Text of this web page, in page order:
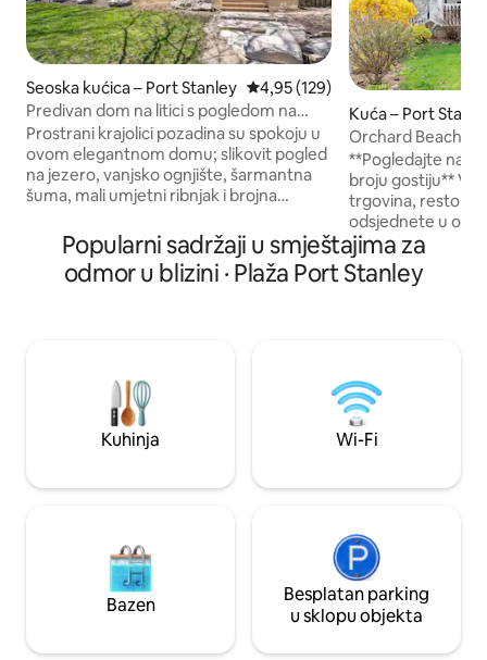
Seoska kućica – Port Stanley Prosječna ocjena: 4,95/5,
4,95 (129)
Predivan dom na litici s pogledom na
jezero na 1,3 jutra
Prostrani krajolici pozadina su spokoju u
ovom elegantnom domu; slikovit pogled
na jezero, vanjsko ognjište, šarmantna
šuma, mali umjetni ribnjak i brojna
vanjskim stolom za blagovanje i
mnoštvom vanjskih mjesta za sjedenje,
uključujući garnituru za sjedenje. Unutra
više od 6 gostiju. Do Little Beacha
možete doći pješice, a do Big Beacha je 7
minuta vožnje. Iz objekta nema pristupa
Kuća – Port
Orchard Beach
**Pogledajte
broju gostiju**
trgovina,
odsjednete u
skriven, a
**Maksimalan
uključuje djecu
opremljena
kućne ljubimce, a
koraka od plaže,
ima dovoljno
Popularni sadržaji u smještajima za
odmor u blizini · Plaža Port Stanley
Kuhinja Wi-Fi
Bazen
Besplatan parking
u sklopu objekta